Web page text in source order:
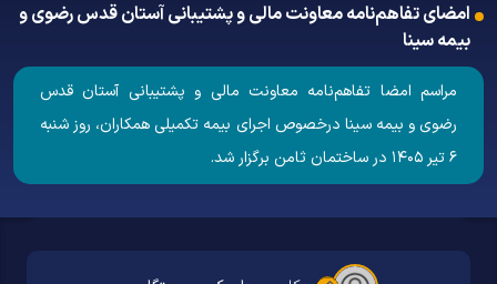
امضای تفاهم‌نامه معاونت مالی و پشتیبانی آستان قدس رضوی و
بیمه سینا
مراسم امضا تفاهم‌نامه معاونت مالی و پشتیبانی آستان قدس
رضوی و بیمه سینا درخصوص اجرای بیمه تکمیلی همکاران، روز شنبه
۶ تیر ۱۴۰۵ در ساختمان ثامن برگزار شد.